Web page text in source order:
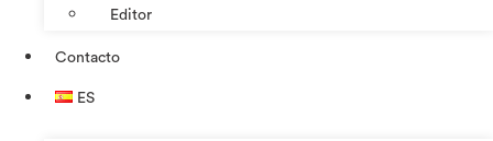
Editor
Contacto
ES